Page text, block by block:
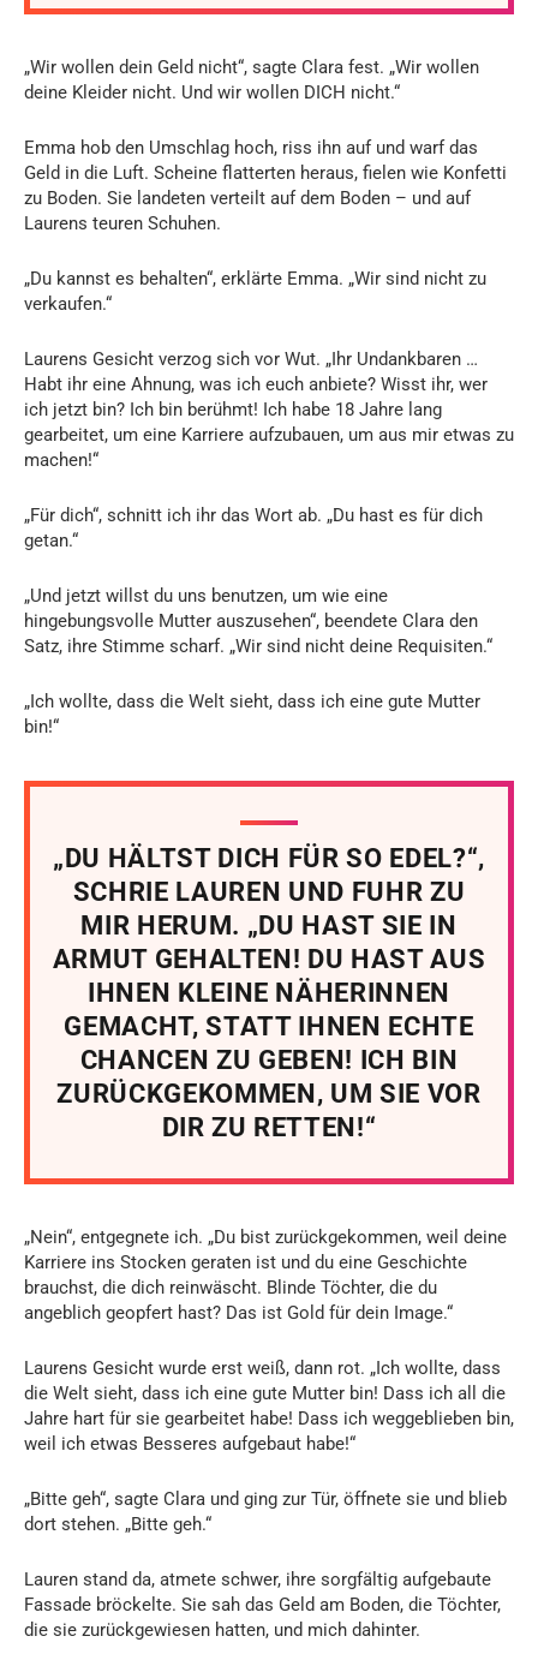
„Wir wollen dein Geld nicht“, sagte Clara fest. „Wir wollen
deine Kleider nicht. Und wir wollen DICH nicht.“
Emma hob den Umschlag hoch, riss ihn auf und warf das
Geld in die Luft. Scheine flatterten heraus, fielen wie Konfetti
zu Boden. Sie landeten verteilt auf dem Boden – und auf
Laurens teuren Schuhen.
„Du kannst es behalten“, erklärte Emma. „Wir sind nicht zu
verkaufen.“
Laurens Gesicht verzog sich vor Wut. „Ihr Undankbaren …
Habt ihr eine Ahnung, was ich euch anbiete? Wisst ihr, wer
ich jetzt bin? Ich bin berühmt! Ich habe 18 Jahre lang
gearbeitet, um eine Karriere aufzubauen, um aus mir etwas zu
machen!“
„Für dich“, schnitt ich ihr das Wort ab. „Du hast es für dich
getan.“
„Und jetzt willst du uns benutzen, um wie eine
hingebungsvolle Mutter auszusehen“, beendete Clara den
Satz, ihre Stimme scharf. „Wir sind nicht deine Requisiten.“
„Ich wollte, dass die Welt sieht, dass ich eine gute Mutter
bin!“
„DU HÄLTST DICH FÜR SO EDEL?“,
SCHRIE LAUREN UND FUHR ZU
MIR HERUM. „DU HAST SIE IN
ARMUT GEHALTEN! DU HAST AUS
IHNEN KLEINE NÄHERINNEN
GEMACHT, STATT IHNEN ECHTE
CHANCEN ZU GEBEN! ICH BIN
ZURÜCKGEKOMMEN, UM SIE VOR
DIR ZU RETTEN!“
„Nein“, entgegnete ich. „Du bist zurückgekommen, weil deine
Karriere ins Stocken geraten ist und du eine Geschichte
brauchst, die dich reinwäscht. Blinde Töchter, die du
angeblich geopfert hast? Das ist Gold für dein Image.“
Laurens Gesicht wurde erst weiß, dann rot. „Ich wollte, dass
die Welt sieht, dass ich eine gute Mutter bin! Dass ich all die
Jahre hart für sie gearbeitet habe! Dass ich weggeblieben bin,
weil ich etwas Besseres aufgebaut habe!“
„Bitte geh“, sagte Clara und ging zur Tür, öffnete sie und blieb
dort stehen. „Bitte geh.“
Lauren stand da, atmete schwer, ihre sorgfältig aufgebaute
Fassade bröckelte. Sie sah das Geld am Boden, die Töchter,
die sie zurückgewiesen hatten, und mich dahinter.